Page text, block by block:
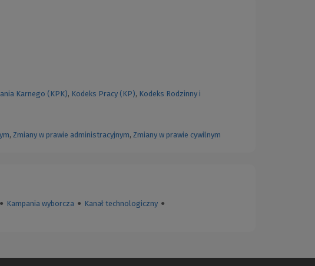
Karnego (KPK), Kodeks Pracy (KP), Kodeks Rodzinny i
, Zmiany w prawie administracyjnym, Zmiany w prawie cywilnym
● Kampania wyborcza ● Kanał technologiczny ●